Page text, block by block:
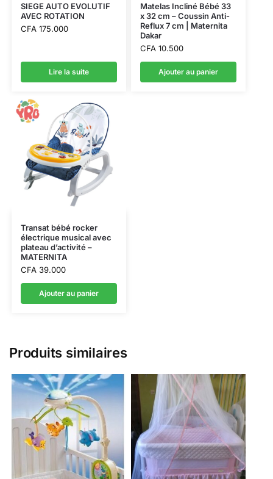
SIEGE AUTO EVOLUTIF
AVEC ROTATION
CFA175.000
Lire la suite
Matelas Incliné Bébé 33
x 32 cm – Coussin Anti-
Reflux 7 cm | Maternita
Dakar
CFA10.500
Ajouter au panier
Transat bébé rocker
électrique musical avec
plateau d’activité –
MATERNITA
CFA39.000
Ajouter au panier
Produits similaires